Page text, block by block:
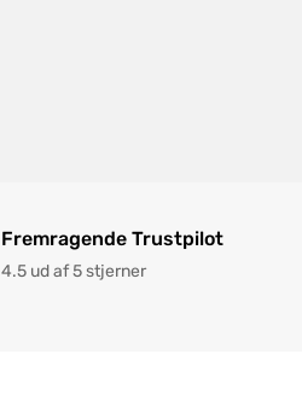
Fremragende Trustpilot
4.5 ud af 5 stjerner